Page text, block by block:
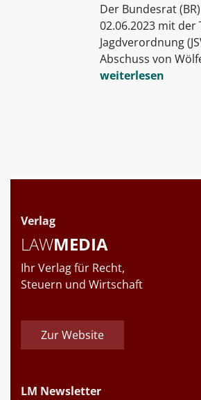
Der Bundesrat
02.06.2023 mit
Jagdverordnung
Abschuss von
weiterlesen
Verlag
LAWMEDIA
Ihr Verlag für Recht,
Steuern und Wirtschaft
Zur Website
LM Newsletter